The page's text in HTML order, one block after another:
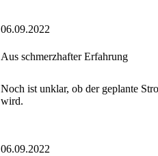
06.09.2022
Aus schmerzhafter Erfahrung
Noch ist unklar, ob der geplante
wird.
06.09.2022